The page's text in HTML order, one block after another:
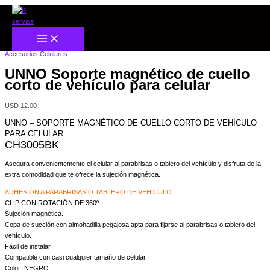
Ir
contenido
de vehículo para celular
Accesorios Celulares
UNNO Soporte magnético de cuello
corto de vehículo para celular
USD 12.00
UNNO – SOPORTE MAGNÉTICO DE CUELLO CORTO DE VEHÍCULO
PARA CELULAR
CH3005BK
Asegura convenientemente el celular al parabrisas o tablero del vehículo y disfruta de la
extra comodidad que te ofrece la sujeción magnética.
ADHESIÓN A PARABRISAS O TABLERO DE VEHÍCULO.
CLIP CON ROTACIÓN DE 360º.
Sujeción magnética.
Copa de succión con almohadilla pegajosa apta para fijarse al parabrisas o tablero del
vehículo.
Fácil de instalar.
Compatible con casi cualquier tamaño de celular.
Color: NEGRO.
UNNO
Soporte
magnético
corto
de
vehículo
para
celular